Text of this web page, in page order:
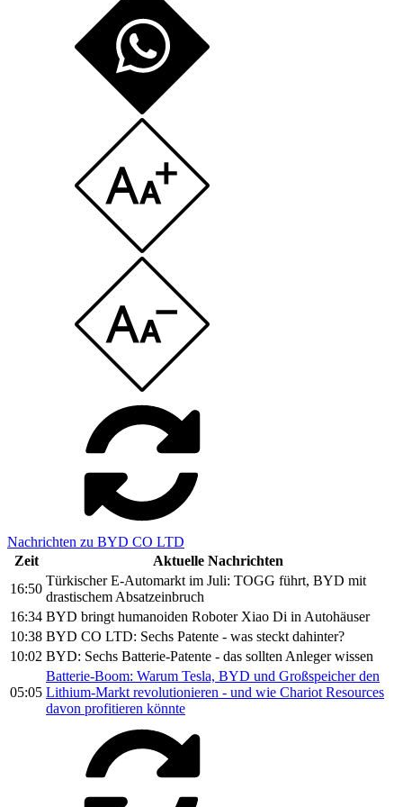
Nachrichten zu BYD CO LTD
Zeit
Aktuelle Nachrichten
16:50
Türkischer E-Automarkt im Juli: TOGG führt, BYD mit
drastischem Absatzeinbruch
16:34 BYD bringt humanoiden Roboter Xiao Di in Autohäuser
10:38 BYD CO LTD: Sechs Patente - was steckt dahinter?
10:02 BYD: Sechs Batterie-Patente - das sollten Anleger wissen
05:05
Batterie-Boom: Warum Tesla, BYD und Großspeicher den
Lithium-Markt revolutionieren - und wie Chariot Resources
davon profitieren könnte